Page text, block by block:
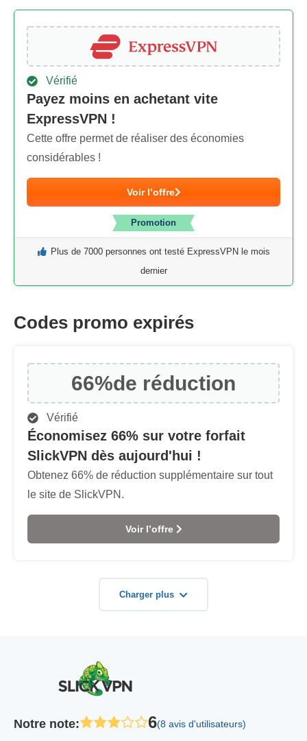
Vérifié
Payez moins en achetant vite
ExpressVPN !
Cette offre permet de réaliser des économies
considérables !
Voir l’offre
Promotion
Plus de 7000 personnes ont testé ExpressVPN le mois
dernier
Codes promo expirés
66%de réduction
Vérifié
Économisez 66% sur votre forfait
SlickVPN dès aujourd'hui !
Obtenez 66% de réduction supplémentaire sur tout
le site de SlickVPN.
Voir l’offre
Charger plus
Notre note: 6(8 avis d'utilisateurs)